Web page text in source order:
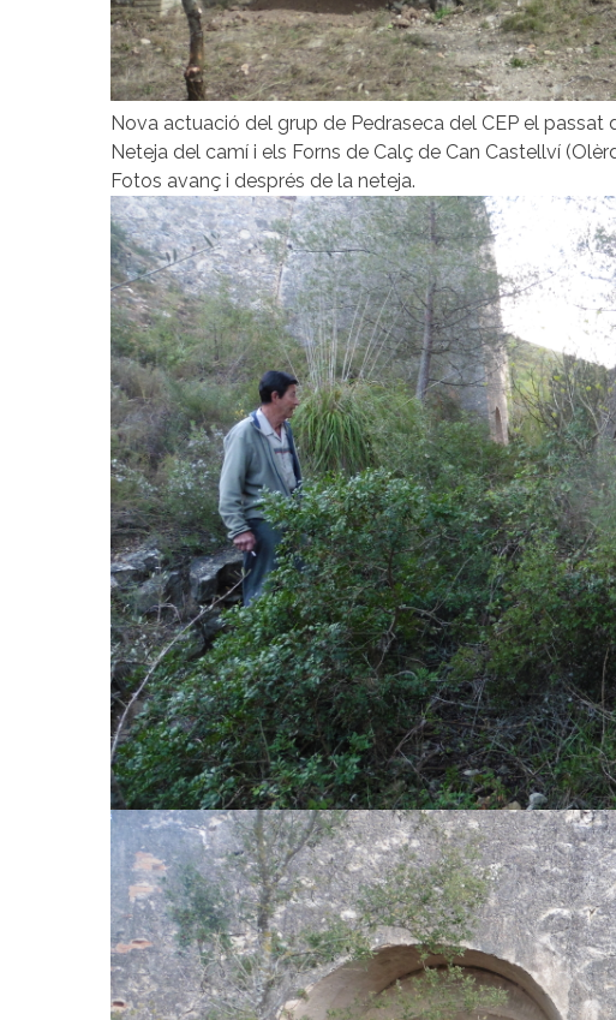
Nova actuació del grup de Pedraseca del CEP el passat
Neteja del camí i els Forns de Calç de Can Castellví
Fotos avanç i després de la neteja.